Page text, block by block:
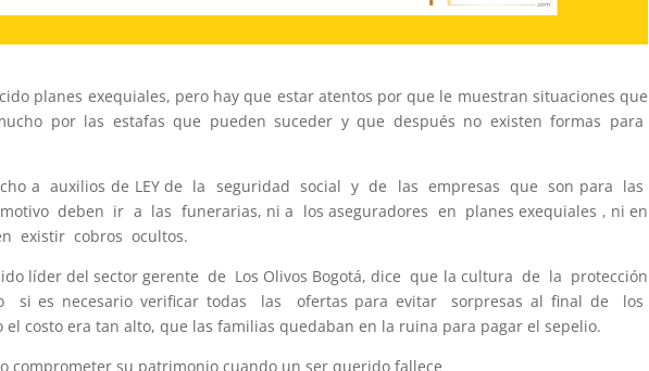
planes exequiales, pero hay que estar atentos por que le muestran situaciones que
por las estafas que pueden suceder y que después no existen formas para
a auxilios de LEY de la seguridad social y de las empresas que son para las
deben ir a las funerarias, ni a los aseguradores en planes exequiales , ni en
existir cobros ocultos.
líder del sector gerente de Los Olivos Bogotá, dice que la cultura de la protección
si es necesario verificar todas las ofertas para evitar sorpresas al final de los
el costo era tan alto, que las familias quedaban en la ruina para pagar el sepelio.
comprometer su patrimonio cuando un ser querido fallece